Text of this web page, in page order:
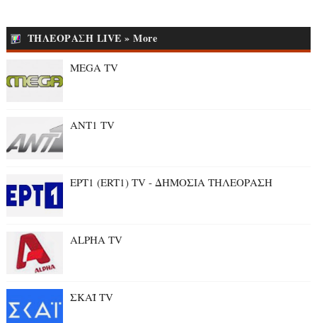
ΤΗΛΕΟΡΑΣΗ LIVE » More
MEGA TV
ANT1 TV
ΕΡΤ1 (ERT1) TV - ΔΗΜΟΣΙΑ ΤΗΛΕΟΡΑΣΗ
ALPHA TV
ΣΚΑΪ TV